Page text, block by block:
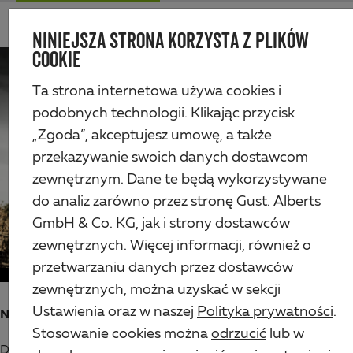
NINIEJSZA STRONA KORZYSTA Z PLIKÓW
COOKIE
Ta strona internetowa używa cookies i
podobnych technologii. Klikając przycisk
„Zgoda”, akceptujesz umowę, a także
przekazywanie swoich danych dostawcom
zewnętrznym. Dane te będą wykorzystywane
do analiz zarówno przez stronę Gust. Alberts
GmbH & Co. KG, jak i strony dostawców
zewnętrznych. Więcej informacji, również o
przetwarzaniu danych przez dostawców
zewnętrznych, można uzyskać w sekcji
Ustawienia oraz w naszej Polityka prywatności.
Stosowanie cookies można odrzucić lub w
Skip
main
content
Alberts
OZNAKOWANIE CE
Większa przejrzystość i bezpieczeństwo
Najwyższe standardy jakości